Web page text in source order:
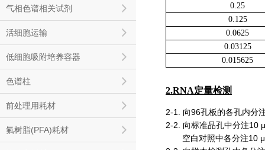
气相色谱相关试剂
活细胞运输
低细胞吸附培养容器
色谱柱
前处理用耗材
氟树脂(PFA)耗材
0.25
0.125
0.0625
0.03125
0.015625
2.RNA定量检测
2-1. 向96孔板的各孔内分
2-2. 向标准品孔中分注10
空白对照中各分注10